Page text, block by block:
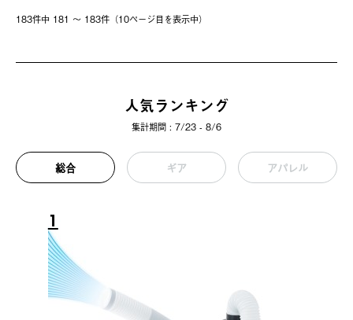
183件中 181 〜 183件（10ページ⽬を表⽰中）
人気ランキング
集計期間 : 7/23 - 8/6
総合 ギア アパレル
1